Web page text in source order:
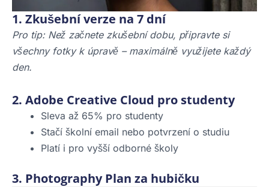
1. Zkušební verze na 7 dní
Pro tip: Než začnete zkušební dobu, připravte si
všechny fotky k úpravě – maximálně využijete každý
den.
2. Adobe Creative Cloud pro studenty
Sleva až 65% pro studenty
Stačí školní email nebo potvrzení o studiu
Platí i pro vyšší odborné školy
3. Photography Plan za hubičku